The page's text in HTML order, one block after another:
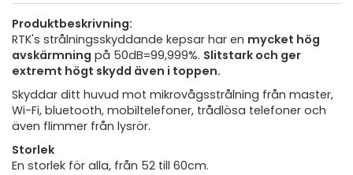
Produktbeskrivning:
RTK's strålningsskyddande kepsar har en mycket hög
avskärmning på 50dB=99,999%. Slitstark och ger
extremt högt skydd även i toppen.
Skyddar ditt huvud mot mikrovågsstrålning från master,
Wi-Fi, bluetooth, mobiltelefoner, trådlösa telefoner och
även flimmer från lysrör.
Storlek
En storlek för alla, från 52 till 60cm.